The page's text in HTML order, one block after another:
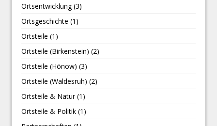
Ortsentwicklung(3)
Ortsgeschichte (1)
Ortsteile (1)
Ortsteile (Birkenstein) (2)
Ortsteile (Hönow) (3)
Ortsteile (Waldesruh) (2)
Ortsteile & Natur(1)
Ortsteile & Politik (1)